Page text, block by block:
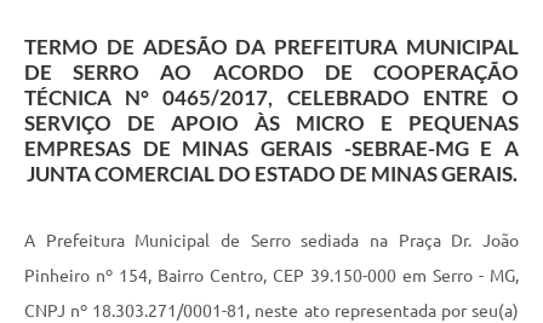
Lei Aldir Blanc
Carta de Serviços
Emissão de Contracheque
Arquivos para Download
TERMO DE ADESÃO DA PREFEITURA MUNICIPAL
DE SERRO AO ACORDO DE COOPERAÇÃO
TÉCNICA N° 0465/2017, CELEBRADO ENTRE O
SERVIÇO DE APOIO ÀS MICRO E PEQUENAS
EMPRESAS DE MINAS GERAIS -SEBRAE-MG E A
JUNTA COMERCIAL DO ESTADO DE MINAS GERAIS.
A Prefeitura Municipal de Serro sediada na Praça Dr. João
Pinheiro nº 154, Bairro Centro, CEP 39.150-000 em Serro - MG,
CNPJ nº 18.303.271/0001-81, neste ato representada por seu(a)